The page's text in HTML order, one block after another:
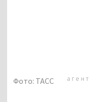
Фото: ТАСС